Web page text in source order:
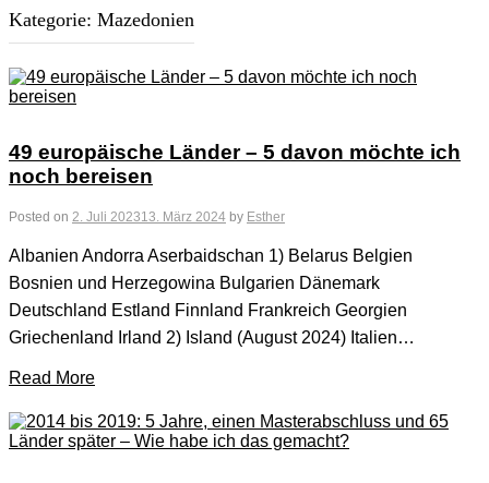
Kategorie: Mazedonien
49 europäische Länder – 5 davon möchte ich
noch bereisen
Posted on 2. Juli 202313. März 2024 by Esther
Albanien Andorra Aserbaidschan 1) Belarus Belgien
Bosnien und Herzegowina Bulgarien Dänemark
Deutschland Estland Finnland Frankreich Georgien
Griechenland Irland 2) Island (August 2024) Italien…
Read More